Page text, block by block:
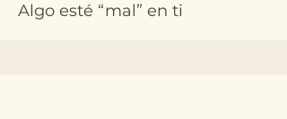
Algo esté “mal” en ti